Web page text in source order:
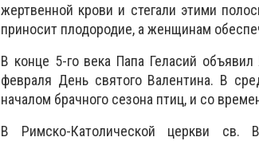
жертвенной крови и стегали этими
приносит плодородие, а женщинам
В конце 5-го века Папа Геласий
февраля День святого Валентина. В
началом брачного сезона птиц, и со
В Римско-Католической церкви св.